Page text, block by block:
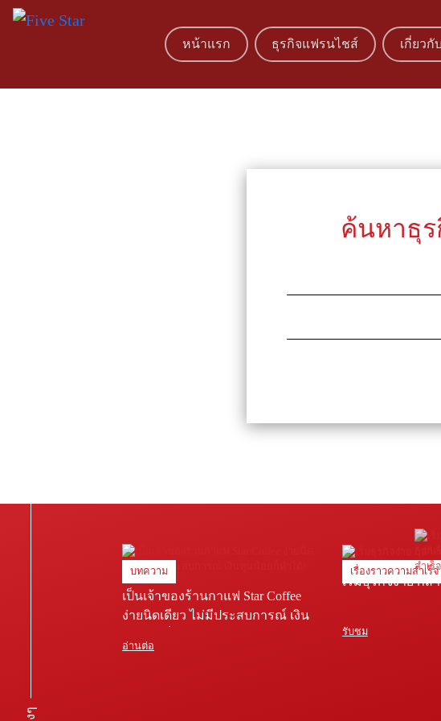
หน้าแรก ธุรกิจแฟรนไชส์ เกี่ยวกั
ค้นหาธุ
บทความ
เป็นเจ้าของร้านกาแฟ Star Coffee
ง่ายนิดเดียว ไม่มีประสบการณ์ เงิน
อ่านต่อ
เรื่องราวความสำเร็จ
เริ่มธุรกิจง่าย ก็สำ
รับชม